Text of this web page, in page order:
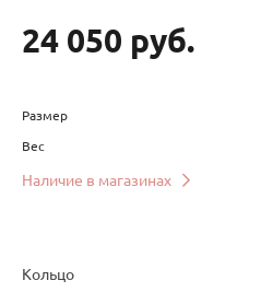
24 050 руб.
Размер
Вес
Наличие в магазинах
Кольцо